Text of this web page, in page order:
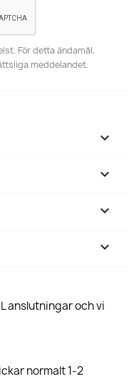
För detta ändamål,
meddelandet.



keyboard_arrow_down
anslutningar och vi
normalt 1-2